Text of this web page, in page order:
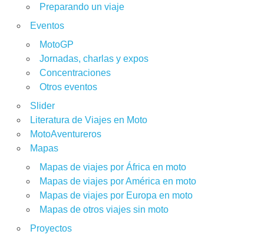
Preparando un viaje
Eventos
MotoGP
Jornadas, charlas y expos
Concentraciones
Otros eventos
Slider
Literatura de Viajes en Moto
MotoAventureros
Mapas
Mapas de viajes por África en moto
Mapas de viajes por América en moto
Mapas de viajes por Europa en moto
Mapas de otros viajes sin moto
Proyectos